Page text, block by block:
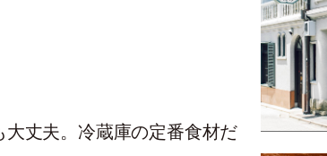
丈夫。冷蔵庫の定番食材だ